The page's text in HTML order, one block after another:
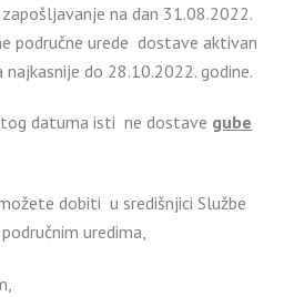
na dan 31.08.2022.
područne urede dostave aktivan
do 28.10.2022. godine.
isti ne dostave gube
dobiti u središnjici Službe
uredima,